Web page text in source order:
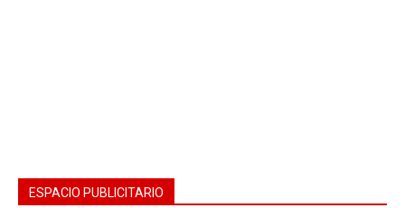
ESPACIO PUBLICITARIO